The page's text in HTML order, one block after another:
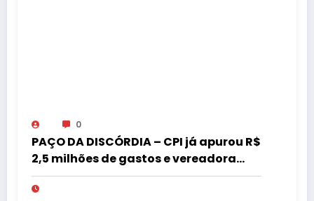
0
PAÇO DA DISCÓRDIA – CPI já apurou R$
2,5 milhões de gastos e vereadora
pede “acordo” para aprovar R$ 9,5
milhões